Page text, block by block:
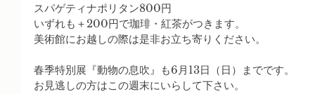
スパゲティナポリタン800円
いずれも＋200円で珈琲・紅茶がつきます。
美術館にお越しの際は是非お立ち寄りください。
春季特別展『動物の息吹』も6月13日（日）までです。
お見逃しの方はこの週末にいらして下さい。